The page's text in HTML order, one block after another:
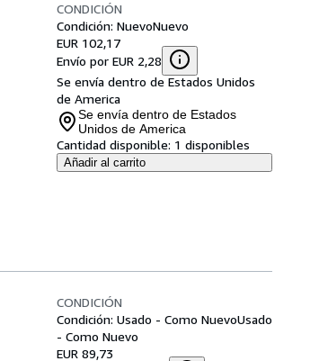
CONDICIÓN
Condición: NuevoNuevo
EUR 102,17
Envío por EUR 2,28
Se envía dentro de Estados Unidos
de America
Se envía dentro de Estados
Unidos de America
Cantidad disponible: 1 disponibles
Añadir al carrito
CONDICIÓN
Condición: Usado - Como NuevoUsado
- Como Nuevo
EUR 89,73